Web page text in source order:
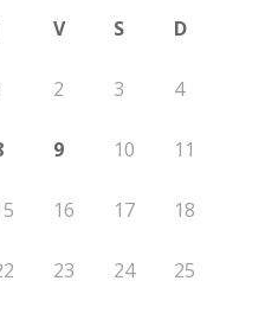
V S D
2 3 4
9 10 11
16 17 18
23 24 25